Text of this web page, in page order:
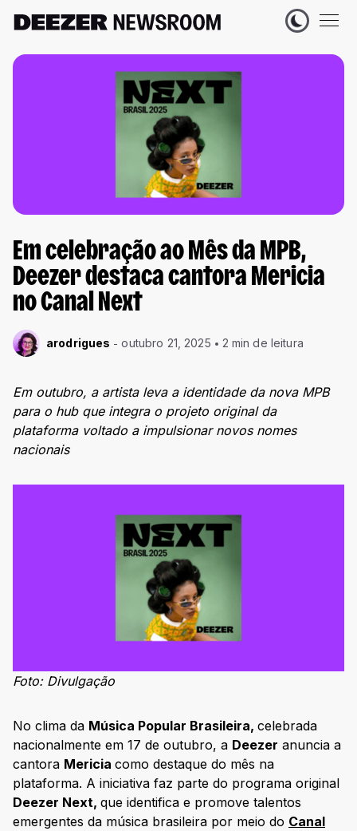
Em celebração ao Mês da MPB,
Deezer destaca cantora Mericia
no Canal Next
arodrigues outubro 21, 2025 2 min de leitura
Em outubro, a artista leva a identidade da nova MPB
para o hub que integra o projeto original da
plataforma voltado a impulsionar novos nomes
nacionais
Foto: Divulgação
No clima da Música Popular Brasileira, celebrada
nacionalmente em 17 de outubro, a Deezer anuncia a
cantora Mericia como destaque do mês na
plataforma. A iniciativa faz parte do programa original
Deezer Next, que identifica e promove talentos
emergentes da música brasileira por meio do Canal